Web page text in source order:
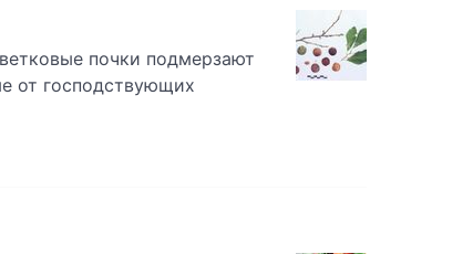
почки подмерзают
от господствующих